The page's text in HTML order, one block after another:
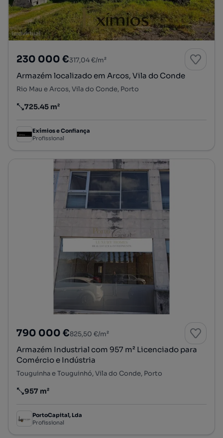
230 000 €317,04 €/m²
Armazém localizado em Arcos, Vila do Conde
Rio Mau e Arcos, Vila do Conde, Porto
Preço por metro quadrado
725.45 m²
Exímios e Confiança
Profissional
790 000 €825,50 €/m²
Armazém Industrial com 957 m² Licenciado para
Comércio e Indústria
Touguinha e Touguinhó, Vila do Conde, Porto
Preço por metro quadrado
957 m²
PortoCapital, Lda
Profissional